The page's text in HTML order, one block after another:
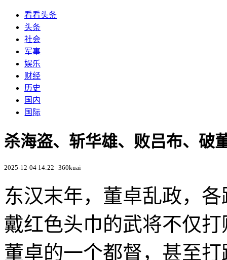
看看头条
头条
社会
军事
娱乐
财经
历史
国内
国际
杀海盗、斩华雄、败吕布、
2025-12-04 14:22 360kuai
东汉末年，董卓乱政，
戴红色头巾的武将不仅
董卓的一个都督，甚至